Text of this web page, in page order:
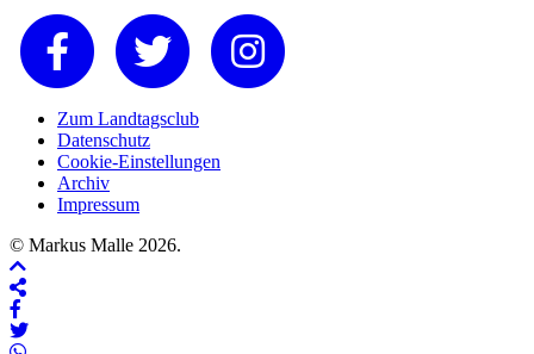
Zum Landtagsclub
Datenschutz
Cookie-Einstellungen
Archiv
Impressum
© Markus Malle 2026.